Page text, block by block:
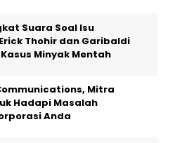
Suara Soal Isu
Thohir dan Garibaldi
Minyak Mentah
Mitra
Hadapi Masalah
Anda